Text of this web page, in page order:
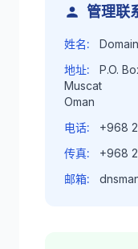
管理联
姓名:
地址:
P.O.
Muscat
Oman
电话:
+968
传真:
+968
邮箱: